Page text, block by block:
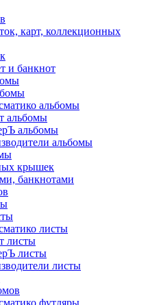
карт, коллекционных
и банкнот
альбомы
альбомы
альбомы
альбомы
крышек
банкнотами
листы
листы
листы
листы
футляры